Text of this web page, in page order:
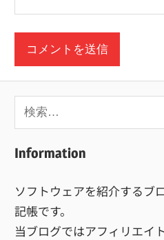
検
索:
Information
ソフトウェアを紹介するブ
記帳です。
当ブログではアフィリエイ